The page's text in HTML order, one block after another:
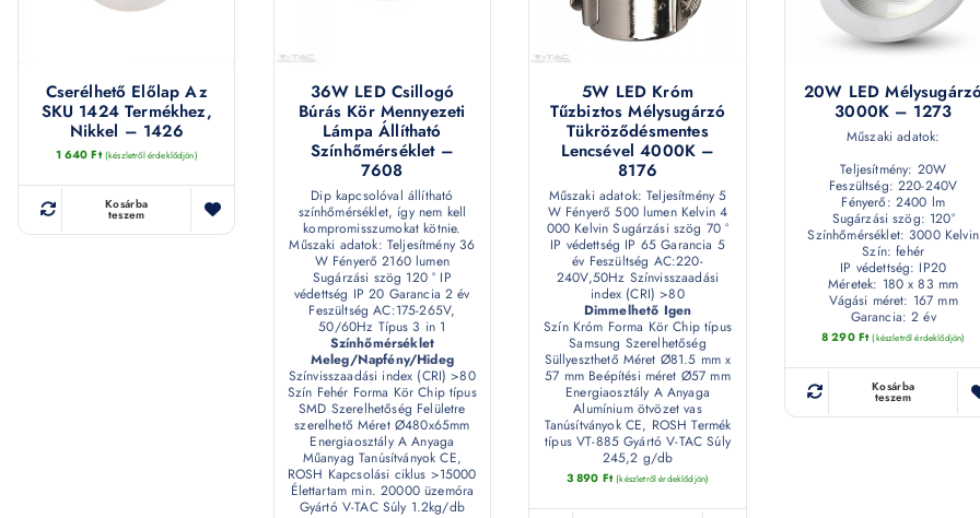
Cserélhető Előlap Az
SKU 1424 Termékhez,
Nikkel – 1426
1 640Ft (készletről érdeklődjön)
Kosárba
teszem
36W LED Csillogó
Búrás Kör Mennyezeti
Lámpa Állítható
Színhőmérséklet –
7608
Dip kapcsolóval állítható
színhőmérséklet, így nem kell
kompromisszumokat kötnie.
Műszaki adatok: Teljesítmény 36
W Fényerő 2160 lumen
Sugárzási szög 120 ° IP
védettség IP 20 Garancia 2 év
Feszültség AC:175-265V,
50/60Hz Típus 3 in 1
Színhőmérséklet
Meleg/Napfény/Hideg
Színvisszaadási index (CRI) >80
Szín Fehér Forma Kör Chip típus
SMD Szerelhetőség Felületre
szerelhető Méret Ø480x65mm
Energiaosztály A Anyaga
Műanyag Tanúsítványok CE,
ROSH Kapcsolási ciklus >15000
Élettartam min. 20000 üzemóra
Gyártó V-TAC Súly 1.2kg/db
5W LED Króm
Tűzbiztos Mélysugárzó
Tükröződésmentes
Lencsével 4000K –
8176
Műszaki adatok: Teljesítmény 5
W Fényerő 500 lumen Kelvin 4
000 Kelvin Sugárzási szög 70 °
IP védettség IP 65 Garancia 5
év Feszültség AC:220-
240V,50Hz Színvisszaadási
index (CRI) >80
Dimmelhető Igen
Szín Króm Forma Kör Chip típus
Samsung Szerelhetőség
Süllyeszthető Méret Ø81.5 mm x
57 mm Beépítési méret Ø57 mm
Energiaosztály A Anyaga
Alumínium ötvözet vas
Tanúsítványok CE, ROSH Termék
típus VT-885 Gyártó V-TAC Súly
245,2 g/db
3 890 Ft (készletről érdeklődjön)
20W LED
3000K – 1273
Műszaki adatok:
Teljesítmény: 20W
Feszültség: 220-240V
Fényerő: 2400 lm
Sugárzási szög: 120°
Színhőmérséklet: 3000 Kelvin
Szín: fehér
IP védettség: IP20
Méretek: 180 x 83 mm
Vágási méret: 167 mm
Garancia: 2 év
8 290 Ft (készletről érdeklődjön)
Kosárba
teszem